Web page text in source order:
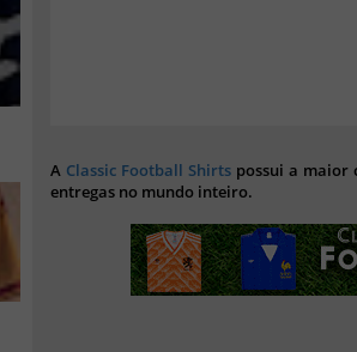
A Classic Football Shirts possui a maior
entregas no mundo inteiro.